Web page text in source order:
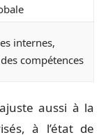
internes,
compétences
aussi à la
à l’état de